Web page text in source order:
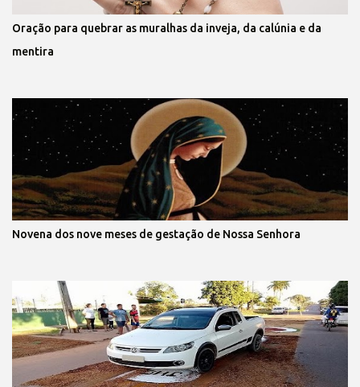
Oração para quebrar as muralhas da inveja, da calúnia e da
mentira
Novena dos nove meses de gestação de Nossa Senhora